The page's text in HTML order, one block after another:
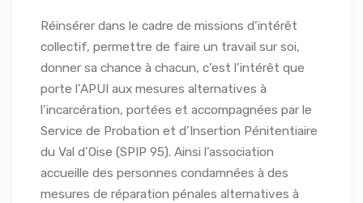
Réinsérer dans le cadre de missions d’intérêt
collectif, permettre de faire un travail sur soi,
donner sa chance à chacun, c’est l’intérêt que
porte l’APUI aux mesures alternatives à
l’incarcération, portées et accompagnées par le
Service de Probation et d’Insertion Pénitentiaire
du Val d’Oise (SPIP 95). Ainsi l’association
accueille des personnes condamnées à des
mesures de réparation pénales alternatives à